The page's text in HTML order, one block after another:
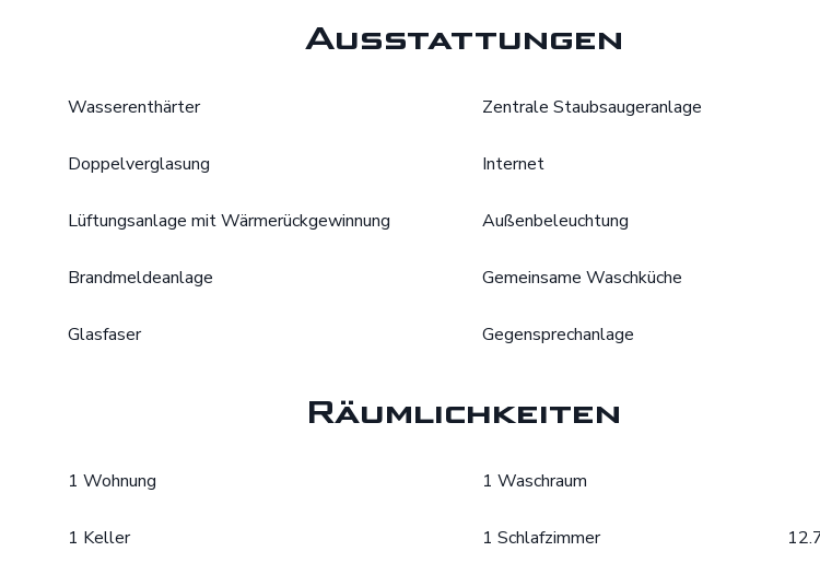
Ausstattungen
Wasserenthärter Zentrale Staubsaugeranlage
Doppelverglasung Internet
Lüftungsanlage mit Wärmerückgewinnung Außenbeleuchtung
Brandmeldeanlage Gemeinsame Waschküche
Glasfaser Gegensprechanlage
Räumlichkeiten
1 Wohnung 1 Waschraum
1 Keller 1 Schlafzimmer